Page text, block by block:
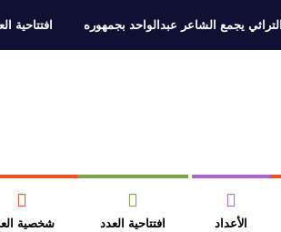
يجمع الشاعر عبدالواحد بجمهوره افتتاحية
التشكيل الصوفي والفلسفي في “مملكة الله”
الأعداد افتتاحية العدد شخصية